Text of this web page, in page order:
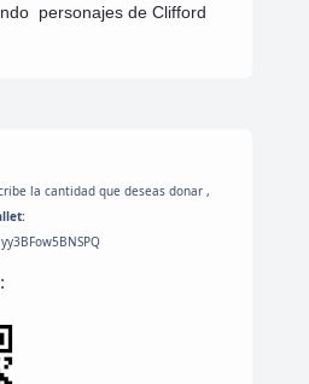
personajes de Clifford
la cantidad que deseas donar ,